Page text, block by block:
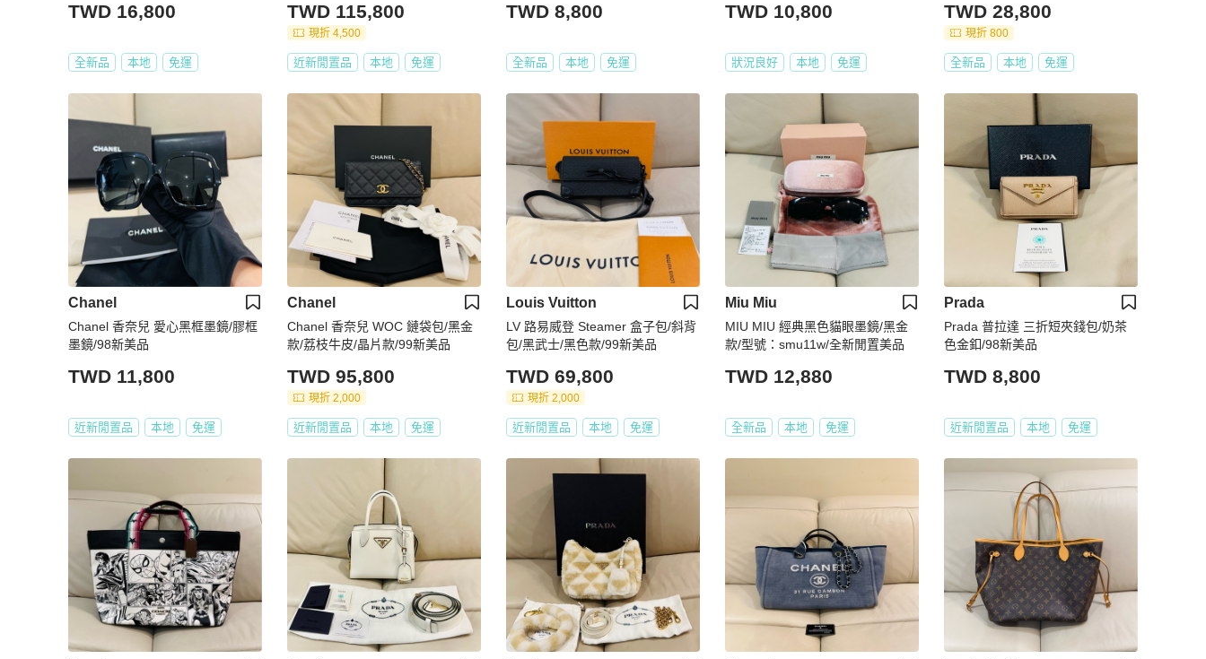
TWD 16,800
全新品 本地 免運
TWD 115,800
現折 4,500
近新閒置品 本地 免運
TWD 8,800
全新品 本地 免運
TWD 10,800
狀況良好 本地 免運
TWD 28,800
現折 800
全新品 本地 免運
Chanel
Chanel 香奈兒 愛心黑框墨鏡/膠框
墨鏡/98新美品
TWD 11,800
近新閒置品 本地 免運
Chanel
Chanel 香奈兒 WOC 鏈袋包/黑金
款/荔枝牛皮/晶片款/99新美品
TWD 95,800
現折 2,000
近新閒置品 本地 免運
Louis Vuitton
LV 路易威登 Steamer 盒子包/斜背
包/黑武士/黑色款/99新美品
TWD 69,800
現折 2,000
近新閒置品 本地 免運
Miu Miu
MIU MIU 經典黑色貓眼墨鏡/黑金
款/型號：smu11w/全新閒置美品
TWD 12,880
全新品 本地 免運
Prada
Prada 普拉達 三折短夾錢包/奶茶
色金釦/98新美品
TWD 8,800
近新閒置品 本地 免運